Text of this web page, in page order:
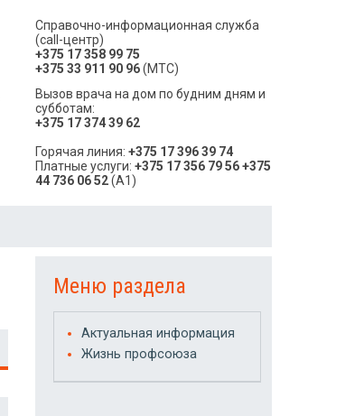
Справочно-информационная служба
(call-центр)
+375 17 358 99 75
+375 33 911 90 96(МТС)
Вызов врача на дом по будним дням и
субботам:
+375 17 374 39 62
Горячая линия: +375 17 396 39 74
Платные услуги: +375 17 356 79 56 +375
44 736 06 52(A1)
Меню раздела
Актуальная информация
Жизнь профсоюза